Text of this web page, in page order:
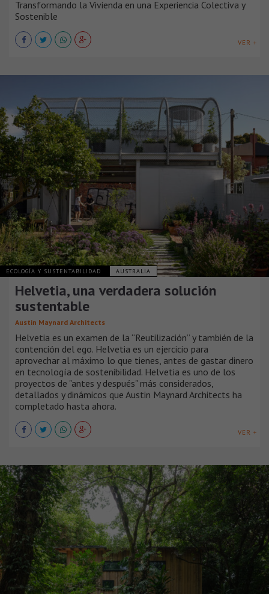
Transformando la Vivienda en una Experiencia Colectiva y
Sostenible
VER +
ECOLOGÍA Y SUSTENTABILIDAD AUSTRALIA
Helvetia, una verdadera solución
sustentable
Austin Maynard Architects
Helvetia es un examen de la “Reutilización” y también de la
contención del ego. Helvetia es un ejercicio para
aprovechar al máximo lo que tienes, antes de gastar dinero
en tecnología de sostenibilidad. Helvetia es uno de los
proyectos de "antes y después" más considerados,
detallados y dinámicos que Austin Maynard Architects ha
completado hasta ahora.
VER +